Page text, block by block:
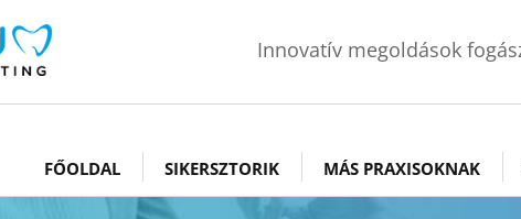
Innovatív megoldások
FŐOLDAL SIKERSZTORIK MÁS PRAXISOKNAK